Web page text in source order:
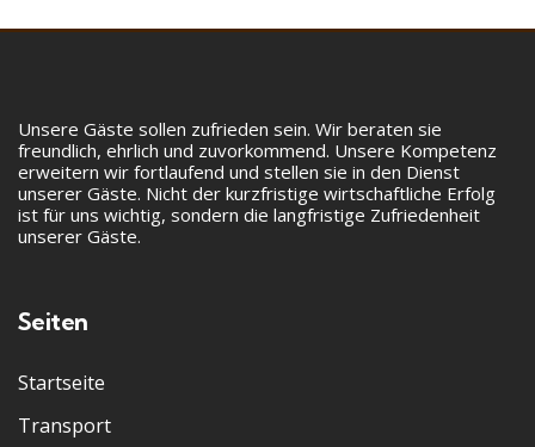
Unsere Gäste sollen zufrieden sein. Wir beraten sie
freundlich, ehrlich und zuvorkommend. Unsere Kompetenz
erweitern wir fortlaufend und stellen sie in den Dienst
unserer Gäste. Nicht der kurzfristige wirtschaftliche Erfolg
ist für uns wichtig, sondern die langfristige Zufriedenheit
unserer Gäste.
Seiten
Startseite
Transport